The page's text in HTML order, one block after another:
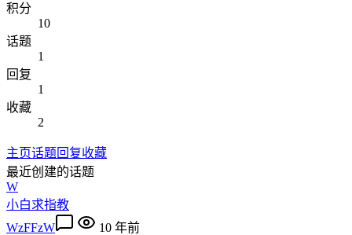
积分
10
话题
1
回复
1
收藏
2
主页话题回复收藏
最近创建的话题
W
小白求指教
WzFFzW
10 年前